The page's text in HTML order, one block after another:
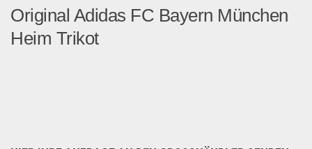
Original Adidas FC Bayern München
Heim Trikot